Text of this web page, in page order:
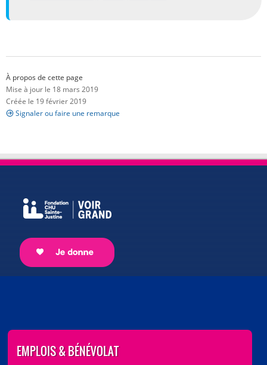
À propos de cette page
Mise à jour le 18 mars 2019
Créée le 19 février 2019
Signaler ou faire une remarque
EMPLOIS & BÉNÉVOLAT